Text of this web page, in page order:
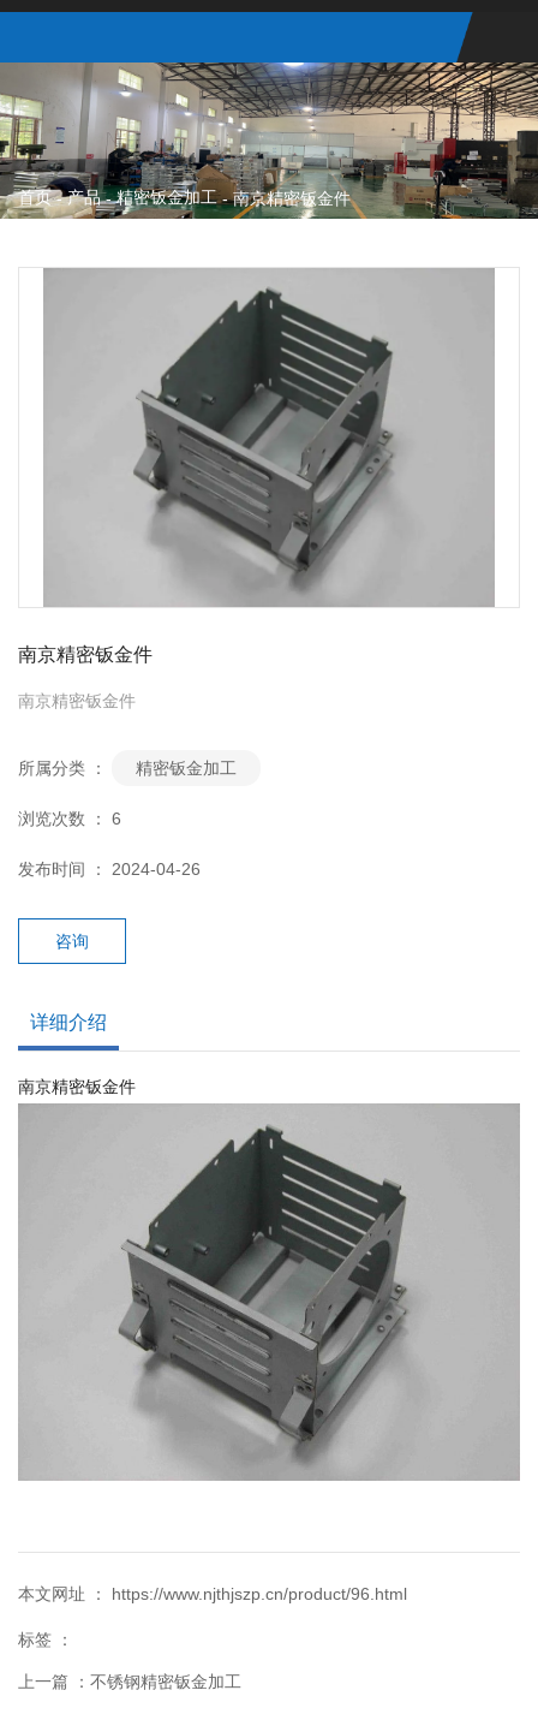
首页-产品 -精密钣金加工 -南京精密钣金件
南京精密钣金件
南京精密钣金件
所属分类 ： 精密钣金加工
浏览次数 ： 6
发布时间 ： 2024-04-26
咨询
详细介绍
南京精密钣金件
本文网址 ： https://www.njthjszp.cn/product/96.html
标签 ：
上一篇 ： 不锈钢精密钣金加工